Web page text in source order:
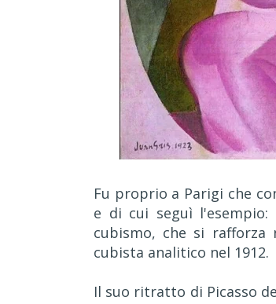
Fu proprio a Parigi che
e di cui seguì
cubismo, che si
cubista analitico nel 1912.
Il suo ritratto di Picasso